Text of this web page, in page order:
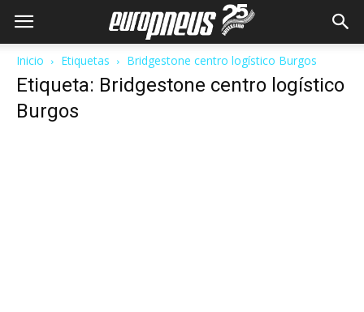
Inicio Etiquetas Bridgestone centro logístico Burgos
Etiqueta: Bridgestone centro logístico
Burgos